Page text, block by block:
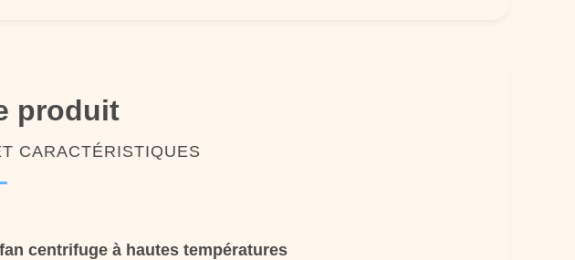
produit
CARACTÉRISTIQUES
centrifuge à hautes températures